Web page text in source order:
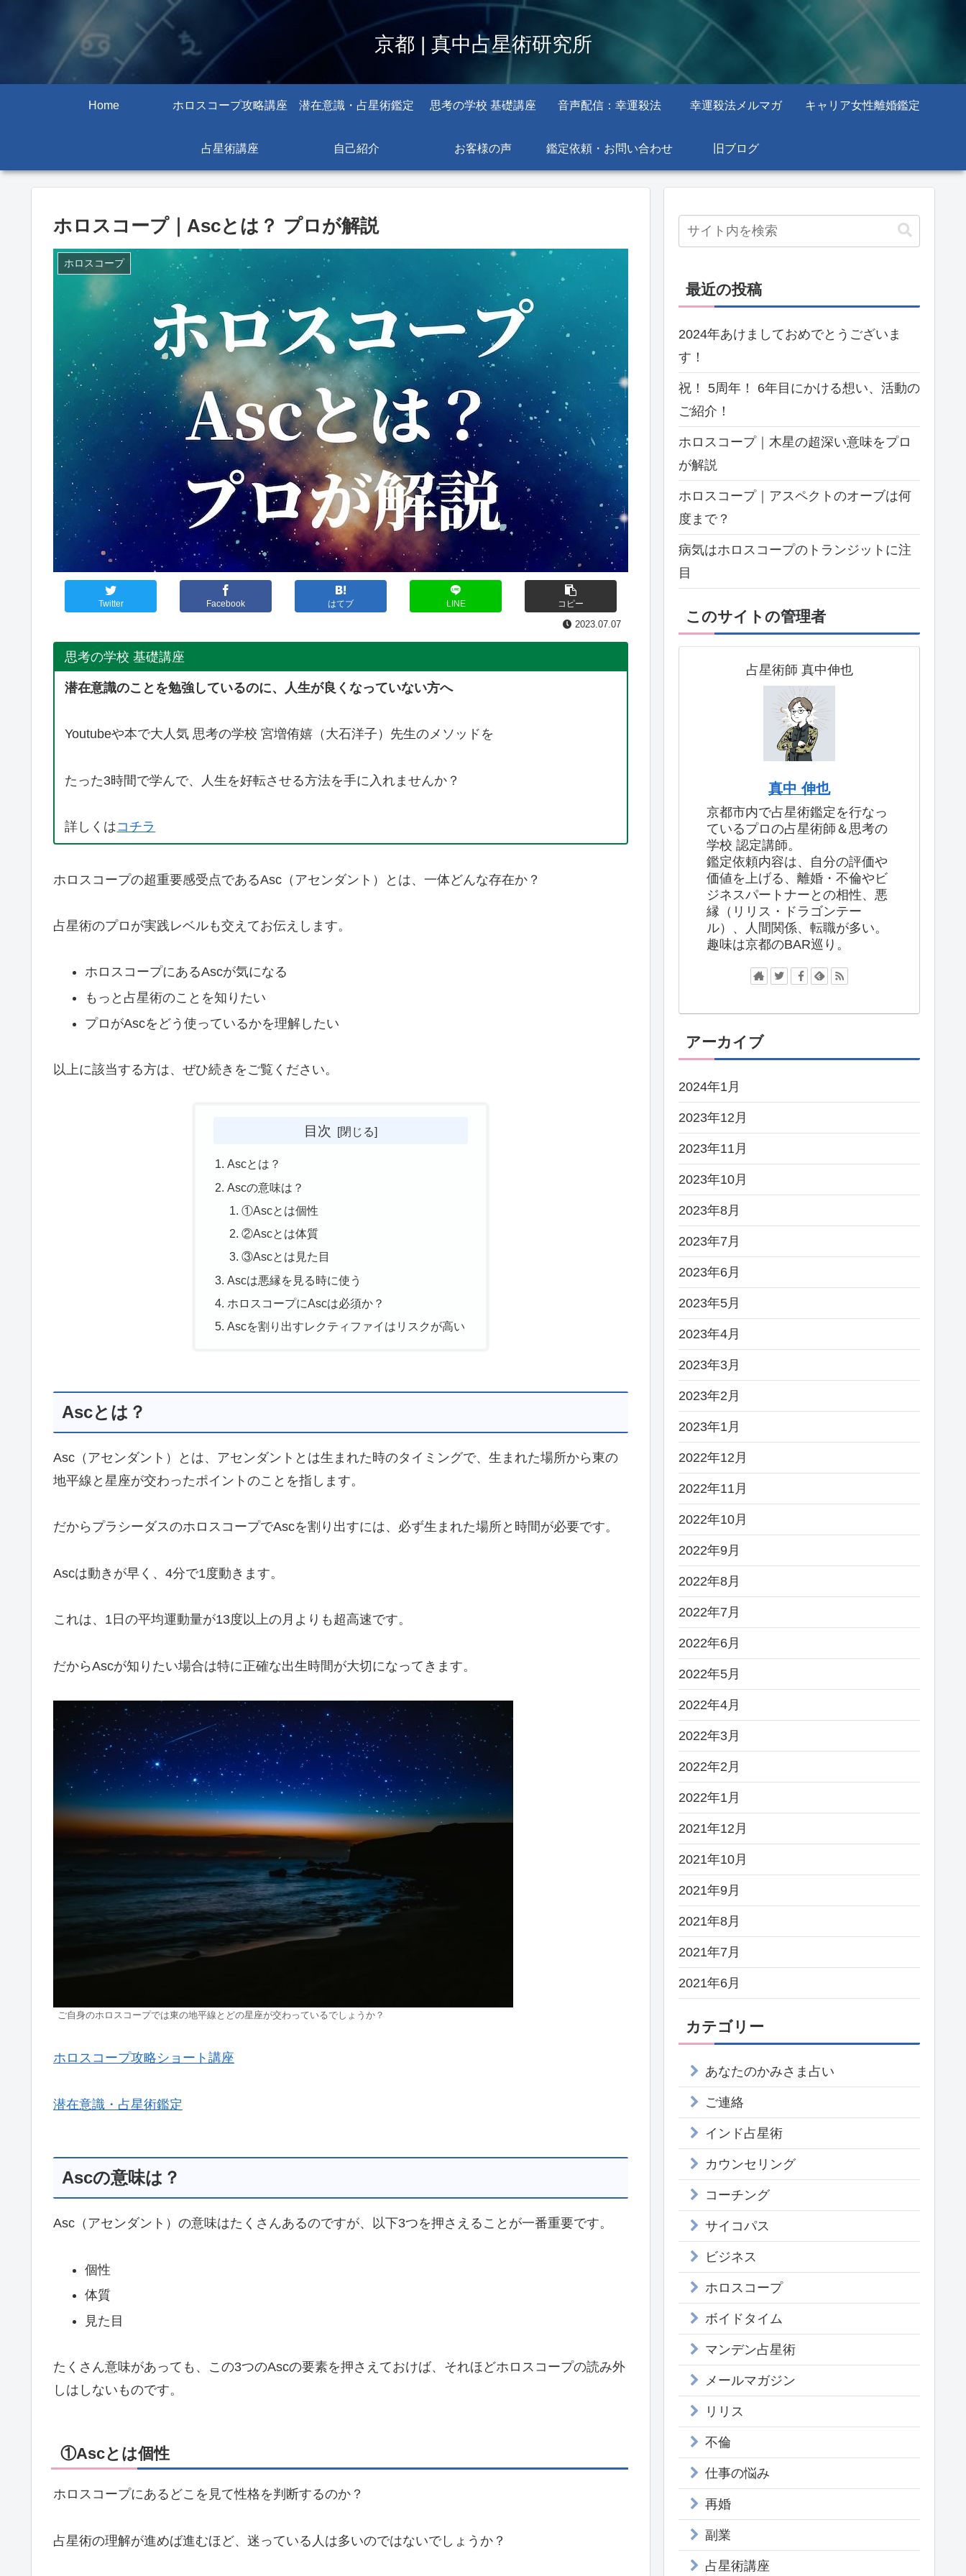
京都 | 真中占星術研究所
Home ホロスコープ攻略講座 潜在意識・占星術鑑定 思考の学校 基礎講座 音声配信：幸運殺法 幸運殺法メルマガ キャリア女性離婚鑑定
占星術講座 自己紹介 お客様の声 鑑定依頼・お問い合わせ 旧ブログ
ホロスコープ｜Ascとは？ プロが解説
ホロスコープ
Twitter Facebook はてブ LINE コピー
2023.07.07
思考の学校 基礎講座
潜在意識のことを勉強しているのに、人生が良くなっていない方へ
Youtubeや本で大人気 思考の学校 宮増侑嬉（大石洋子）先生のメソッドを
たった3時間で学んで、人生を好転させる方法を手に入れませんか？
詳しくはコチラ
ホロスコープの超重要感受点であるAsc（アセンダント）とは、一体どんな存在か？
占星術のプロが実践レベルも交えてお伝えします。
ホロスコープにあるAscが気になる
もっと占星術のことを知りたい
プロがAscをどう使っているかを理解したい
以上に該当する方は、ぜひ続きをご覧ください。
目次
Ascとは？
Ascの意味は？
①Ascとは個性
②Ascとは体質
③Ascとは見た目
Ascは悪縁を見る時に使う
ホロスコープにAscは必須か？
Ascを割り出すレクティファイはリスクが高い
Ascとは？
Asc（アセンダント）とは、アセンダントとは生まれた時のタイミングで、生まれた場所から東の
地平線と星座が交わったポイントのことを指します。
だからプラシーダスのホロスコープでAscを割り出すには、必ず生まれた場所と時間が必要です。
Ascは動きが早く、4分で1度動きます。
これは、1日の平均運動量が13度以上の月よりも超高速です。
だからAscが知りたい場合は特に正確な出生時間が大切になってきます。
ご自身のホロスコープでは東の地平線とどの星座が交わっているでしょうか？
ホロスコープ攻略ショート講座
潜在意識・占星術鑑定
Ascの意味は？
Asc（アセンダント）の意味はたくさんあるのですが、以下3つを押さえることが一番重要です。
個性
体質
見た目
たくさん意味があっても、この3つのAscの要素を押さえておけば、それほどホロスコープの読み外
しはしないものです。
①Ascとは個性
ホロスコープにあるどこを見て性格を判断するのか？
占星術の理解が進めば進むほど、迷っている人は多いのではないでしょうか？
最近の投稿
2024年あけましておめでとうございま
す！
祝！ 5周年！ 6年目にかける想い、活動の
ご紹介！
ホロスコープ｜木星の超深い意味をプロ
が解説
ホロスコープ｜アスペクトのオーブは何
度まで？
病気はホロスコープのトランジットに注
目
このサイトの管理者
占星術師 真中伸也
真中 伸也
京都市内で占星術鑑定を行なっ
ているプロの占星術師＆思考の
学校 認定講師。
鑑定依頼内容は、自分の評価や
価値を上げる、離婚・不倫やビ
ジネスパートナーとの相性、悪
縁（リリス・ドラゴンテー
ル）、人間関係、転職が多い。
趣味は京都のBAR巡り。
アーカイブ
2024年1月
2023年12月
2023年11月
2023年10月
2023年8月
2023年7月
2023年6月
2023年5月
2023年4月
2023年3月
2023年2月
2023年1月
2022年12月
2022年11月
2022年10月
2022年9月
2022年8月
2022年7月
2022年6月
2022年5月
2022年4月
2022年3月
2022年2月
2022年1月
2021年12月
2021年10月
2021年9月
2021年8月
2021年7月
2021年6月
カテゴリー
あなたのかみさま占い
ご連絡
インド占星術
カウンセリング
コーチング
サイコパス
ビジネス
ホロスコープ
ボイドタイム
マンデン占星術
メールマガジン
リリス
不倫
仕事の悩み
再婚
副業
占星術講座